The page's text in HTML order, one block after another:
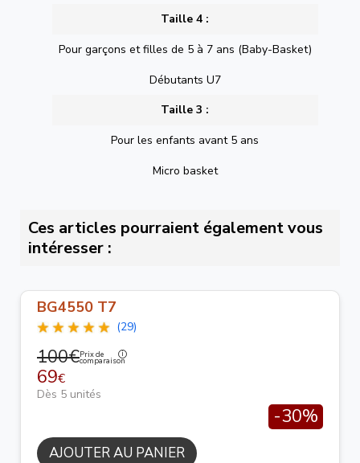
Taille 4 :
Pour garçons et filles de 5 à 7 ans (Baby-Basket)
Débutants U7
Taille 3 :
Pour les enfants avant 5 ans
Micro basket
Ces articles pourraient également vous
intéresser :
BG4550 T7
(29)
100€Prix de
comparaison
69€
Dès 5 unités
-30%
AJOUTER AU PANIER